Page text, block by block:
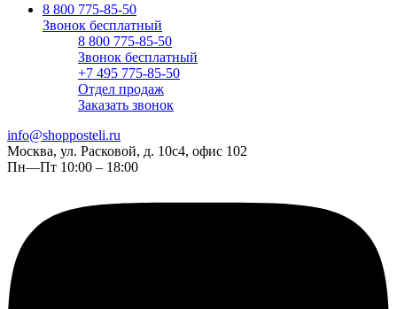
8 800 775-85-50
Звонок бесплатный
8 800 775-85-50
Звонок бесплатный
+7 495 775-85-50
Отдел продаж
Заказать звонок
info@shopposteli.ru
Москва, ул. Расковой, д. 10с4, офис 102
Пн—Пт 10:00 – 18:00